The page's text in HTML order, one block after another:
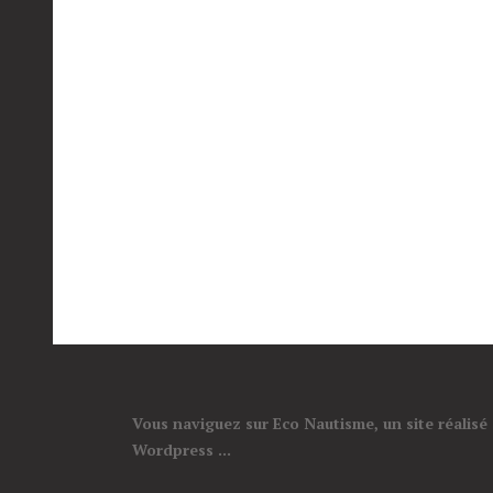
Vous naviguez sur Eco Nautisme, un site
Wordpress ...